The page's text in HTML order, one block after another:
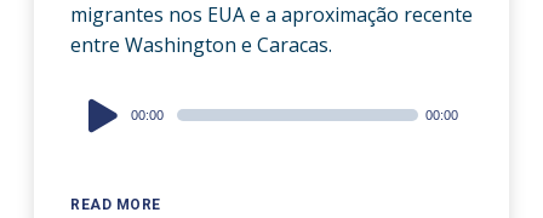
migrantes nos EUA e a aproximação recente
entre Washington e Caracas.
READ MORE
Audio
Player
00:00 00:00